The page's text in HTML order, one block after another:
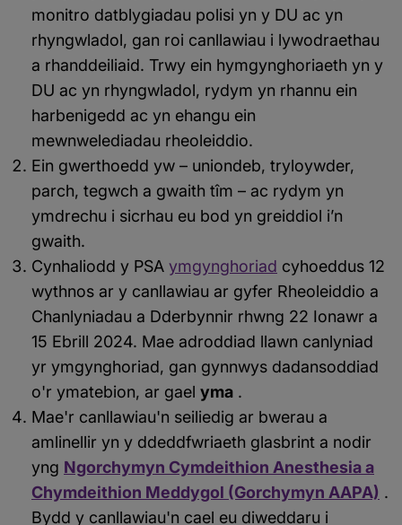
monitro datblygiadau polisi yn y DU ac yn
rhyngwladol, gan roi canllawiau i lywodraethau
a rhanddeiliaid. Trwy ein hymgynghoriaeth yn y
DU ac yn rhyngwladol, rydym yn rhannu ein
harbenigedd ac yn ehangu ein
mewnwelediadau rheoleiddio.
Ein gwerthoedd yw – uniondeb, tryloywder,
parch, tegwch a gwaith tîm – ac rydym yn
ymdrechu i sicrhau eu bod yn greiddiol i’n
gwaith.
Cynhaliodd y PSA ymgynghoriad cyhoeddus 12
wythnos ar y canllawiau ar gyfer Rheoleiddio a
Chanlyniadau a Dderbynnir rhwng 22 Ionawr a
15 Ebrill 2024. Mae adroddiad llawn canlyniad
yr ymgynghoriad, gan gynnwys dadansoddiad
o'r ymatebion, ar gael yma .
Mae'r canllawiau'n seiliedig ar bwerau a
amlinellir yn y ddeddfwriaeth glasbrint a nodir
yng Ngorchymyn Cymdeithion Anesthesia a
Chymdeithion Meddygol (Gorchymyn AAPA) .
Bydd y canllawiau'n cael eu diweddaru i